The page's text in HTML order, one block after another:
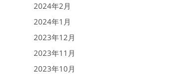
2024年2月
2024年1月
2023年12月
2023年11月
2023年10月